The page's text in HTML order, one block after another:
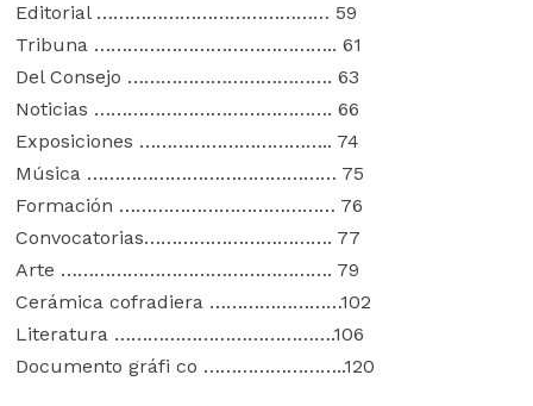
Editorial …………………………………… 59
Tribuna …………………………………….. 61
Del Consejo ………………………………. 63
Noticias ……………………………………. 66
Exposiciones …………………………….. 74
Música ……………………………………… 75
Formación ………………………………… 76
Convocatorias……………………………. 77
Arte …………………………………………. 79
Cerámica cofradiera ……………………102
Literatura ………………………………….106
Documento gráfi co ……………………..120